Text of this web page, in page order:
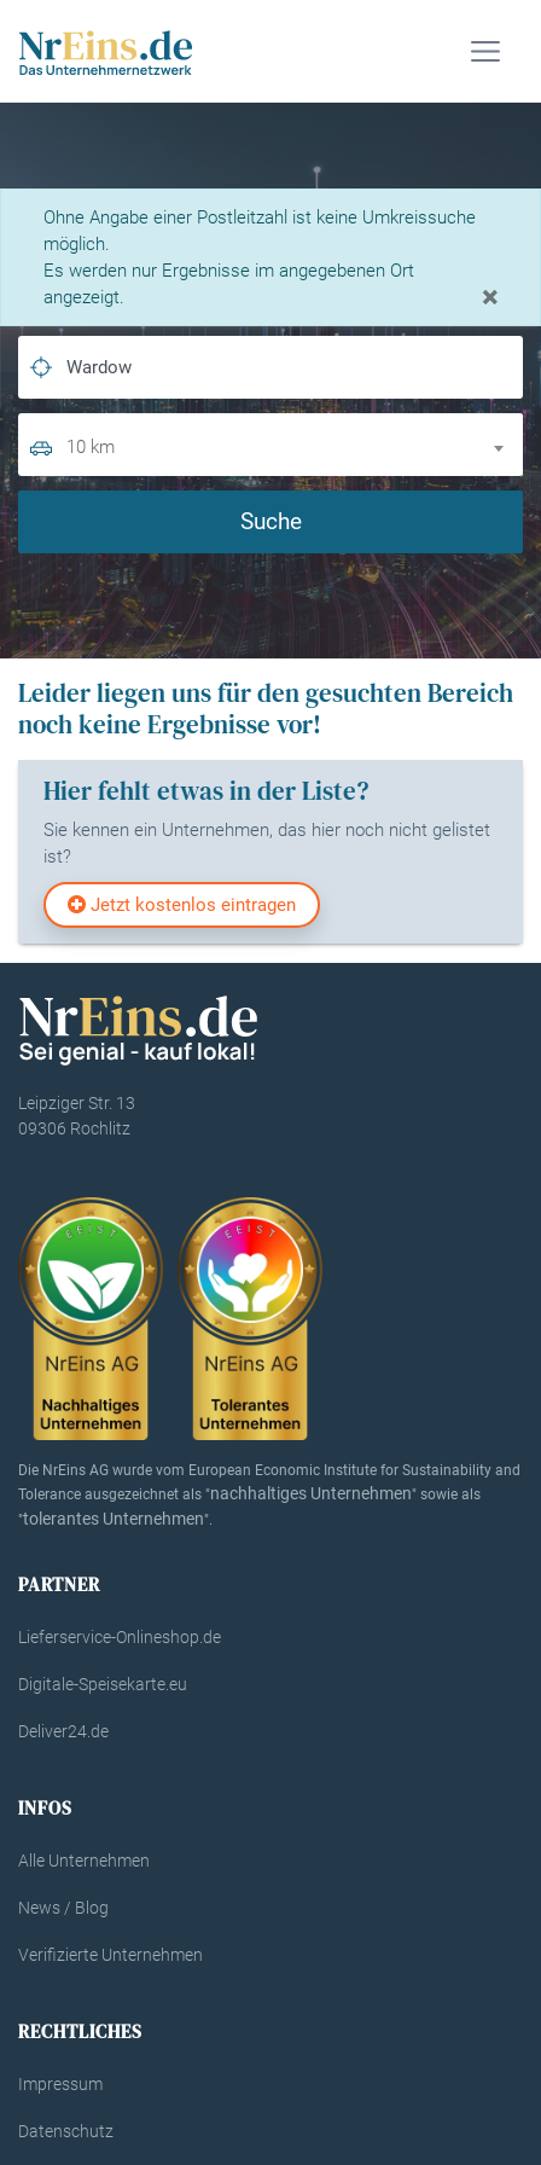
Ohne Angabe einer Postleitzahl ist keine Umkreissuche
möglich.
Es werden nur Ergebnisse im angegebenen Ort
angezeigt.
×
Was suchen Sie?
10 km
Suche
Leider liegen uns für den gesuchten Bereich
noch keine Ergebnisse vor!
Hier fehlt etwas in der Liste?
Sie kennen ein Unternehmen, das hier noch nicht gelistet
ist?
Jetzt kostenlos eintragen
Leipziger Str. 13
09306 Rochlitz
Die NrEins AG wurde vom European Economic Institute for Sustainability and
Tolerance ausgezeichnet als "nachhaltiges Unternehmen" sowie als
"tolerantes Unternehmen".
PARTNER
Lieferservice-Onlineshop.de
Digitale-Speisekarte.eu
Deliver24.de
INFOS
Alle Unternehmen
News / Blog
Verifizierte Unternehmen
RECHTLICHES
Impressum
Datenschutz